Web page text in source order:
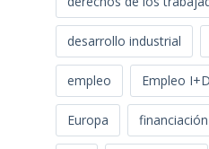
desarrollo industrial
empleo Empleo
Europa financiación